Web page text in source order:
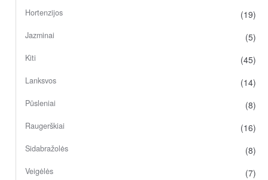
Hortenzijos (19)
Jazminai (5)
Kiti (45)
Lanksvos (14)
Pūsleniai (8)
Raugerškiai (16)
Sidabražolės (8)
Veigėlės (7)